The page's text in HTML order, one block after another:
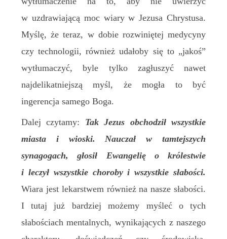
w uzdrawiającą moc wiary w Jezusa Chrystusa.
Myślę, że teraz, w dobie rozwiniętej medycyny
czy technologii, również udałoby się to „jakoś”
wytłumaczyć, byle tylko zagłuszyć nawet
najdelikatniejszą myśl, że mogła to być
ingerencja samego Boga.
Dalej czytamy: Tak Jezus obchodził wszystkie
miasta i wioski. Nauczał w tamtejszych
synagogach, głosił Ewangelię o królestwie
i leczył wszystkie choroby i wszystkie słabości.
Wiara jest lekarstwem również na nasze słabości.
I tutaj już bardziej możemy myśleć o tych
słabościach mentalnych, wynikających z naszego